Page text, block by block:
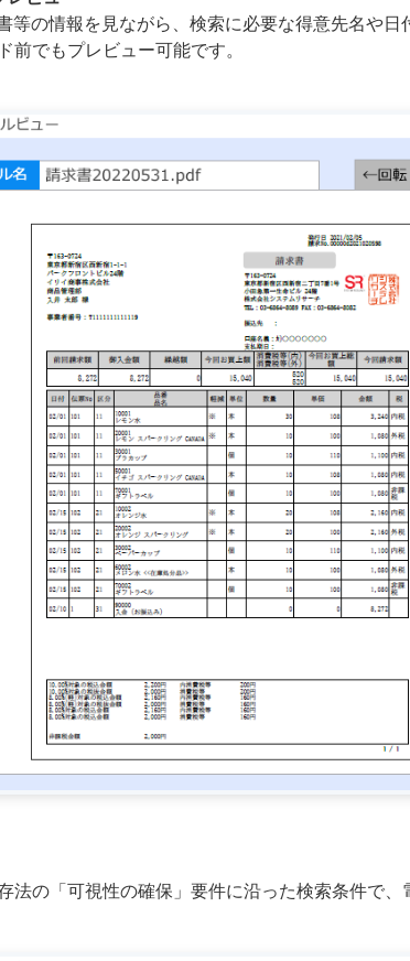
等の情報を見ながら、検索に必要な得意先名や日
前でもプレビュー可能です。
法の「可視性の確保」要件に沿った検索条件で、